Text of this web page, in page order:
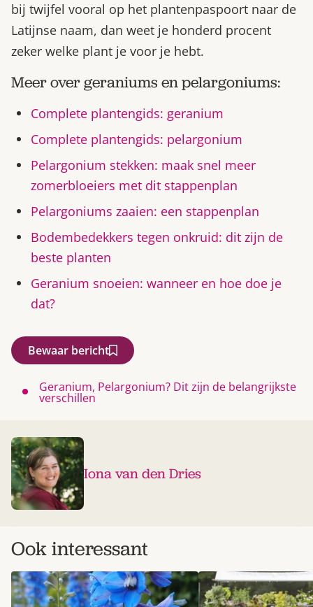
bij twijfel vooral op het plantenpaspoort naar de
Latijnse naam, dan weet je honderd procent
zeker welke plant je voor je hebt.
Meer over geraniums en pelargoniums:
Complete plantengids: geranium
Complete plantengids: pelargonium
Pelargonium stekken: maak snel meer
zomerbloeiers met dit stappenplan
Pelargoniums zaaien: een stappenplan
Bodembedekkers tegen onkruid: dit zijn de
beste planten
Geranium snoeien: wanneer en hoe doe je
dat?
Bewaar bericht
Geranium, Pelargonium? Dit zijn de belangrijkste
verschillen
Iona van den Dries
Ook interessant